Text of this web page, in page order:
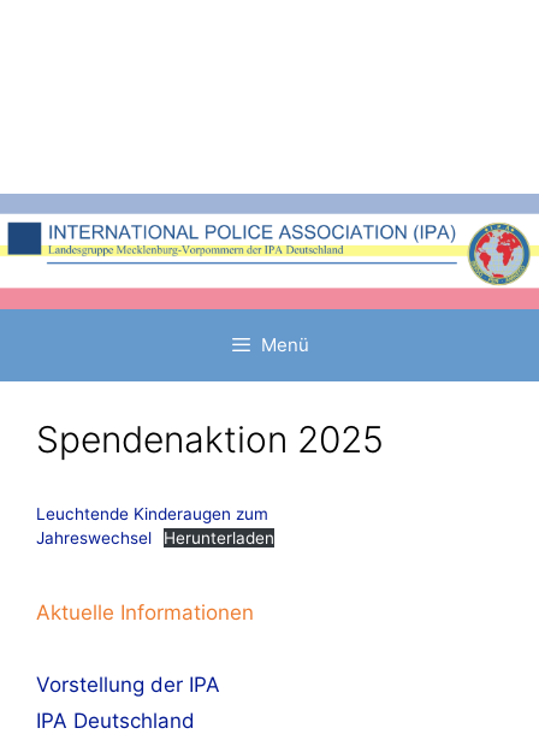
Menü
Spendenaktion 2025
Leuchtende Kinderaugen zum
Jahreswechsel
Herunterladen
Aktuelle Informationen
Vorstellung der IPA
IPA Deutschland